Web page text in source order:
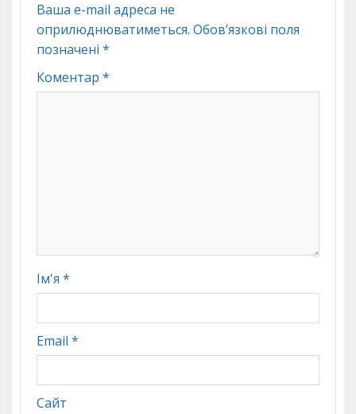
Ваша e-mail адреса не
оприлюднюватиметься. Обов’язкові поля
позначені *
Коментар *
Ім'я *
Email *
Сайт